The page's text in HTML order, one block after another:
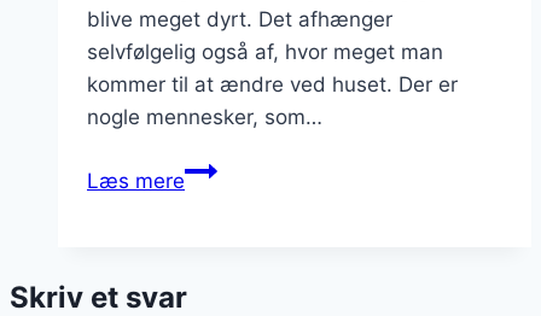
blive meget dyrt. Det afhænger
selvfølgelig også af, hvor meget man
kommer til at ændre ved huset. Der er
nogle mennesker, som…
Læs mereSådan
billigt
Skriv et svar